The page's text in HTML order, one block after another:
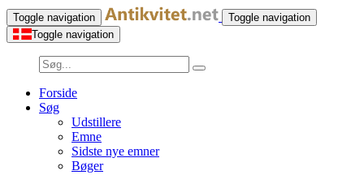
Toggle navigation
Toggle navigation
Toggle navigation
Forside
Søg
Udstillere
Emne
Sidste nye emner
Bøger